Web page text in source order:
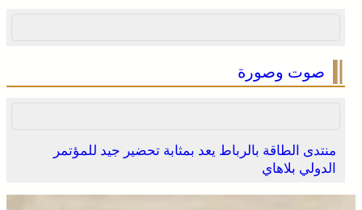
عروة وثقى لا تنفصم .. التلاحم التاريخي بين العرش والشعب
صوت وصورة
منتدى الطاقة بالرباط يعد بمثابة تحضير جيد للمؤتمر
الدولي بلاهاي